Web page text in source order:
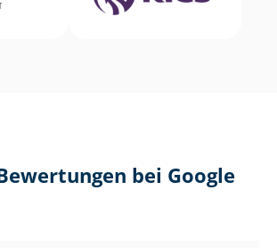
bei Google